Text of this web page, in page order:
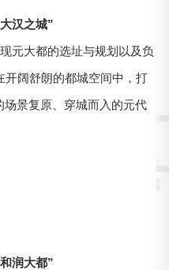
汉之城”
元大都的选址与规划以及负
开阔舒朗的都城空间中，打
场景复原、穿城而入的元代
润大都”